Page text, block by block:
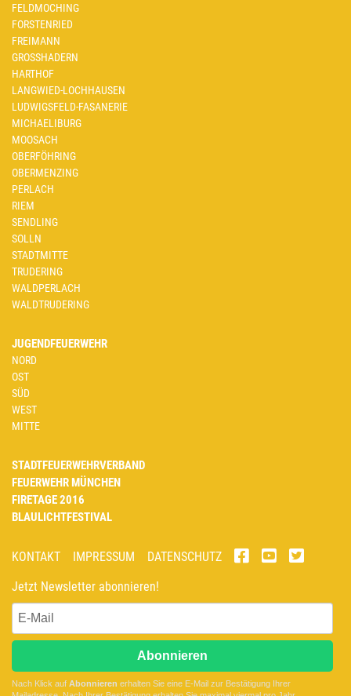
FELDMOCHING
FORSTENRIED
FREIMANN
GROSSHADERN
HARTHOF
LANGWIED-LOCHHAUSEN
LUDWIGSFELD-FASANERIE
MICHAELIBURG
MOOSACH
OBERFÖHRING
OBERMENZING
PERLACH
RIEM
SENDLING
SOLLN
STADTMITTE
TRUDERING
WALDPERLACH
WALDTRUDERING
JUGENDFEUERWEHR
NORD
OST
SÜD
WEST
MITTE
STADTFEUERWEHRVERBAND
FEUERWEHR MÜNCHEN
FIRETAGE 2016
BLAULICHTFESTIVAL
KONTAKT IMPRESSUM
DATENSCHUTZ
Jetzt Newsletter abonnieren!
Abonnieren
Nach Klick auf Abonnieren erhalten Sie eine E-Mail zur Bestätigung Ihrer